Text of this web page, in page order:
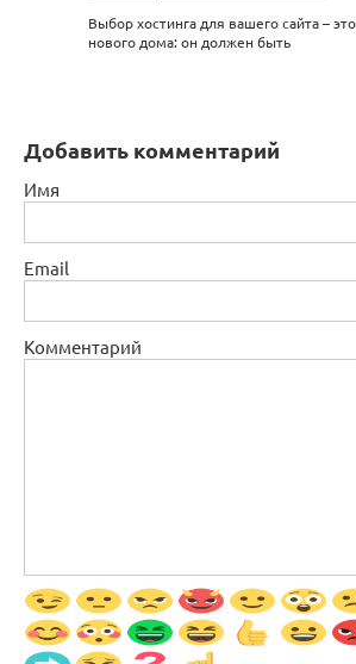
Выбор хостинга для вашего сайта –
нового дома: он должен быть
Добавить комментарий
Имя
Email
Комментарий